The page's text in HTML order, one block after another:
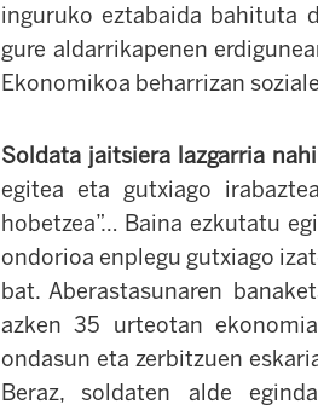
inguruko eztabaida bahituta
gure aldarrikapenen
Ekonomikoa beharrizan
Soldata jaitsiera lazgarria
egitea eta gutxiago
hobetzea”… Baina ezkutatu
ondorioa enplegu gutxiago
bat. Aberastasunaren
azken 35 urteotan
ondasun eta zerbitzuen
Beraz, soldaten alde